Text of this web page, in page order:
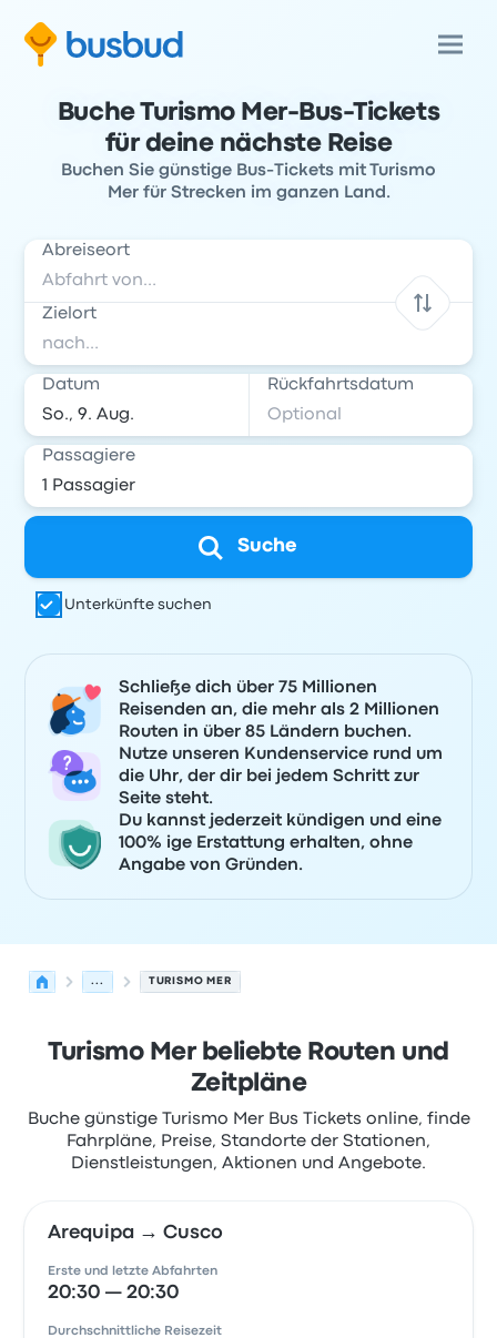
Buche Turismo Mer-Bus-Tickets
für deine nächste Reise
Buchen Sie günstige Bus-Tickets mit Turismo
Mer für Strecken im ganzen Land.
Abreiseort
Zielort
Datum Rückfahrtsdatum
Passagiere
Suche
Unterkünfte suchen
Schließe dich über 75 Millionen
Reisenden an, die mehr als 2 Millionen
Routen in über 85 Ländern buchen.
Nutze unseren Kundenservice rund um
die Uhr, der dir bei jedem Schritt zur
Seite steht.
Du kannst jederzeit kündigen und eine
100% ige Erstattung erhalten, ohne
Angabe von Gründen.
... TURISMO MER
Turismo Mer beliebte Routen und
Zeitpläne
Buche günstige Turismo Mer Bus Tickets online, finde
Fahrpläne, Preise, Standorte der Stationen,
Dienstleistungen, Aktionen und Angebote.
Arequipa → Cusco
Erste und letzte Abfahrten
20:30 — 20:30
Durchschnittliche Reisezeit